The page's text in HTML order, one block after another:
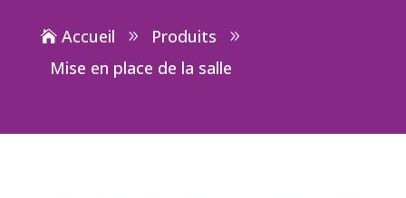
Accueil
Produits
Mise en place de la salle